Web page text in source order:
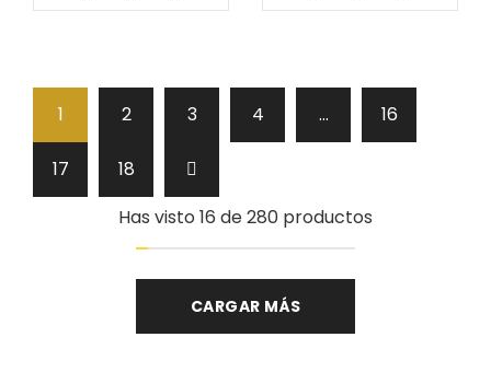
1 2 3 4 … 16
17
18
Has visto 16 de 280 productos
CARGAR MÁS